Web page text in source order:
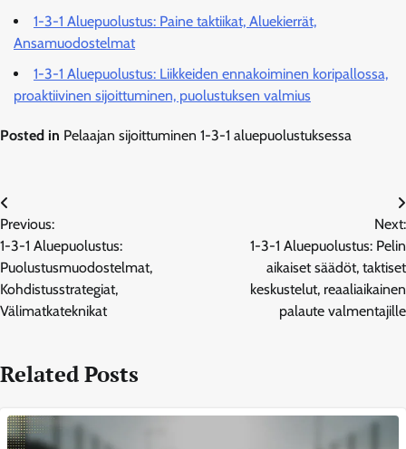
1-3-1 Aluepuolustus: Paine taktiikat, Aluekierrät,
Ansamuodostelmat
1-3-1 Aluepuolustus: Liikkeiden ennakoiminen koripallossa,
proaktiivinen sijoittuminen, puolustuksen valmius
Posted in Pelaajan sijoittuminen 1-3-1 aluepuolustuksessa
Post
navigation
Previous:
1-3-1 Aluepuolustus:
Puolustusmuodostelmat,
Kohdistusstrategiat,
Välimatkateknikat
Next:
1-3-1 Aluepuolustus: Pelin
aikaiset säädöt, taktiset
keskustelut, reaaliaikainen
palaute valmentajille
Related Posts